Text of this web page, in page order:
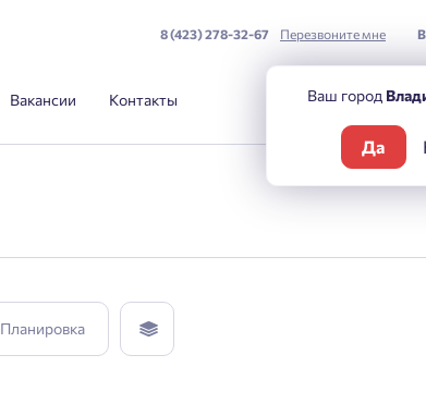
8 (423) 278-32-67 Перезвоните мне
Вакансии Контакты
Планировка
Ваш город
Да